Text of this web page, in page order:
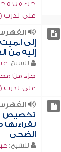
جزء من
على الدرب (715))
إلى
إليه من
للشيخ:
جزء من
على الدرب (726))
تخصيص
الضحى
للشيخ: